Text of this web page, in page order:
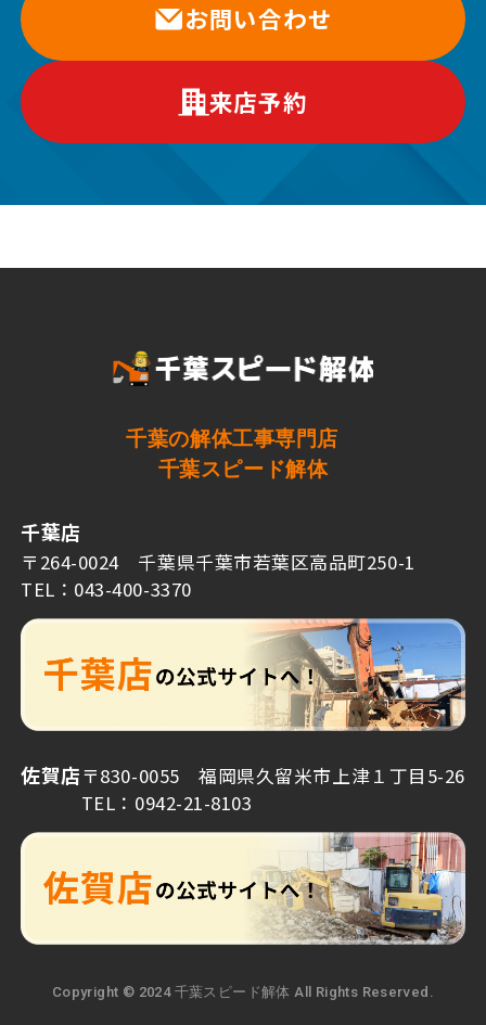
お問い合わせ
来店予約
千葉の解体工事専門店
千葉スピード解体
千葉店
〒264-0024 千葉県千葉市若葉区高品町250-1
TEL：043-400-3370
佐賀店〒830-0055 福岡県久留米市上津１丁目5-26
TEL：0942-21-8103
Copyright © 2024 千葉スピード解体 All Rights Reserved.